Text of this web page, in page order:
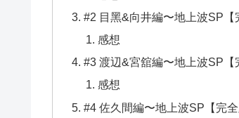
#2 ⽬⿊&向井編〜地上波SP【
感想
#3 渡辺&宮舘編〜地上波SP【
感想
#4 佐久間編〜地上波SP【完全